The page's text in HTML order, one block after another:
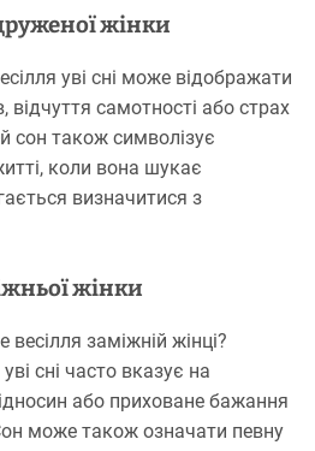
жінки
уві сні може відображати
самотності або страх
сон також символізує
коли вона шукає
визначитися з
жінки
заміжній жінці?
сні часто вказує на
або приховане бажання
може також означати певну